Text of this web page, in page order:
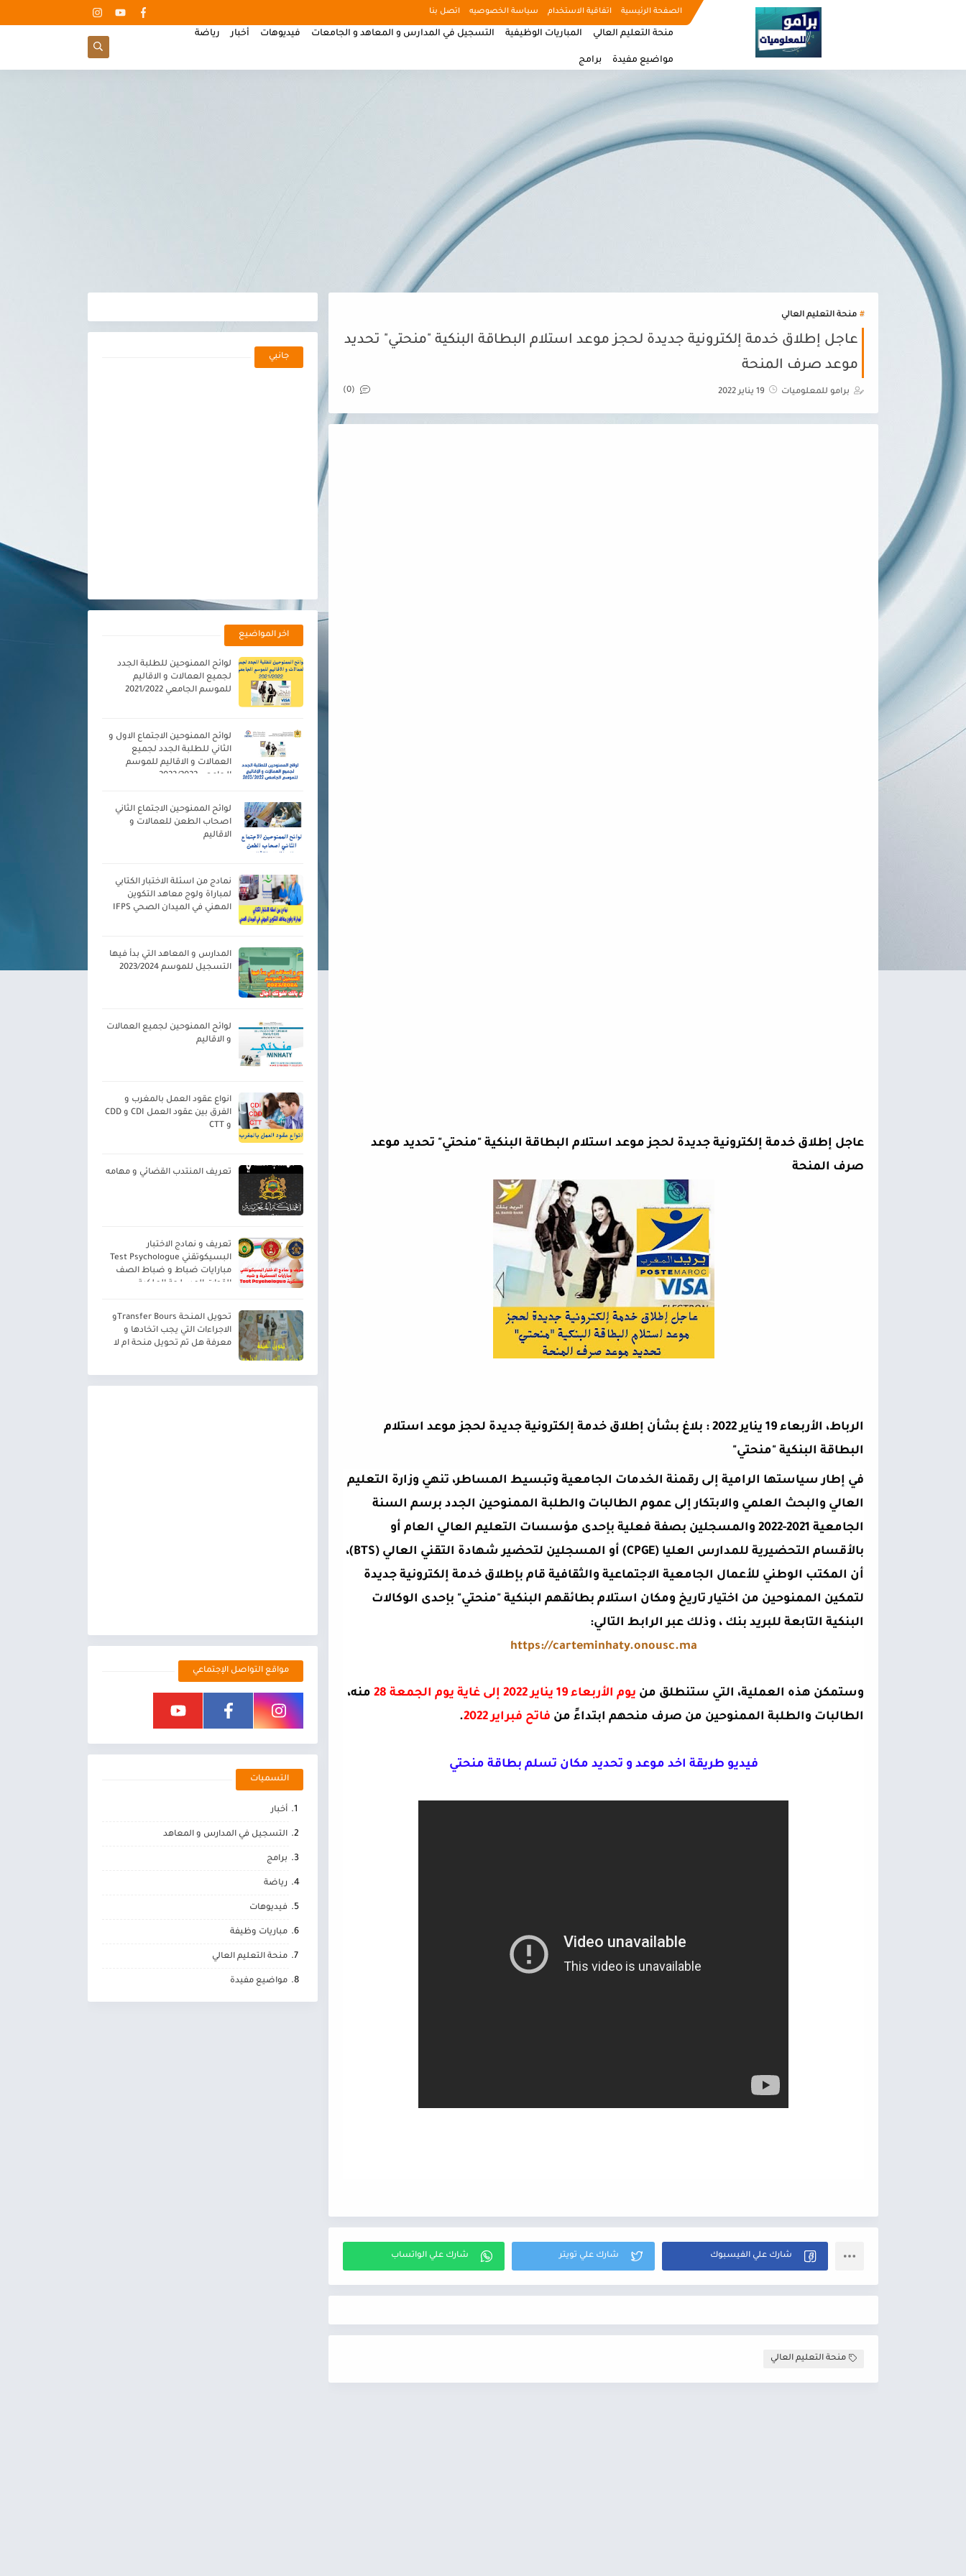
الصفحة الرئيسية اتفاقية الاستخدام سياسة الخصوصيه اتصل بنا
منحة التعليم العالي المباريات الوظيفية التسجيل في المدارس و المعاهد و الجامعات فيديوهات أخبار رياضة
مواضيع مفيدة برامج
منحة التعليم العالي
عاجل إطلاق خدمة إلكترونية جديدة لحجز موعد استلام البطاقة البنكية "منحتي" تحديد
موعد صرف المنحة
برامو للمعلوميات 19 يناير 2022 (0)
صرف المنحة
البطاقة البنكية "منحتي"
البنكية التابعة للبريد بنك ، وذلك عبر الرابط التالي:
https://carteminhaty.onousc.ma
وستمكن هذه العملية، التي ستنطلق من يوم الأربعاء 19 يناير 2022 إلى غاية يوم الجمعة 28
الطالبات والطلبة الممنوحين من صرف منحهم ابتداءً من فاتح فبراير 2022 .
فيديو طريقة اخد موعد و تحديد مكان تسلم بطاقة منحتي
منحة التعليم العالي
جانبي
اخر المواضيع
لوائح الممنوحين للطلبة الجدد
لجميع العمالات و الاقاليم
للموسم الجامعي 2021/2022
لوائح الممنوحين الاجتماع الاول و
الثاني للطلبة الجدد لجميع
العمالات و الاقاليم للموسم
الجامعي 2023/2022
لوائح الممنوحين الاجتماع الثاني
اصحاب الطعن للعمالات و
الاقاليم
نمادج من اسئلة الاختبار الكتابي
لمباراة ولوج معاهد التكوين
المهني في الميدان الصحي IFPS
المدارس و المعاهد التي بدأ فيها
التسجيل للموسم 2023/2024
لوائح الممنوحين لجميع العمالات
و الاقاليم
انواع عقود العمل بالمغرب و
الفرق بين عقود العمل CDI و CDD
و CTT
تعريف المنتدب القضائي و مهامه
تعريف و نمادج الاختبار
البسيكوتقني Test Psychologue
مبارايات ضباط و ضباط الصف
القوات المسلحة الملكية
تحويل المنحة Transfer Boursو
الاجراءات التي يجب اتخادها و
معرفة هل تم تحويل منحة ام لا
مواقع التواصل الإجتماعي
التسميات
أخبار
التسجيل في المدارس و المعاهد
برامج
رياضة
فيديوهات
مباريات وظيفة
منحة التعليم العالي
مواضيع مفيدة